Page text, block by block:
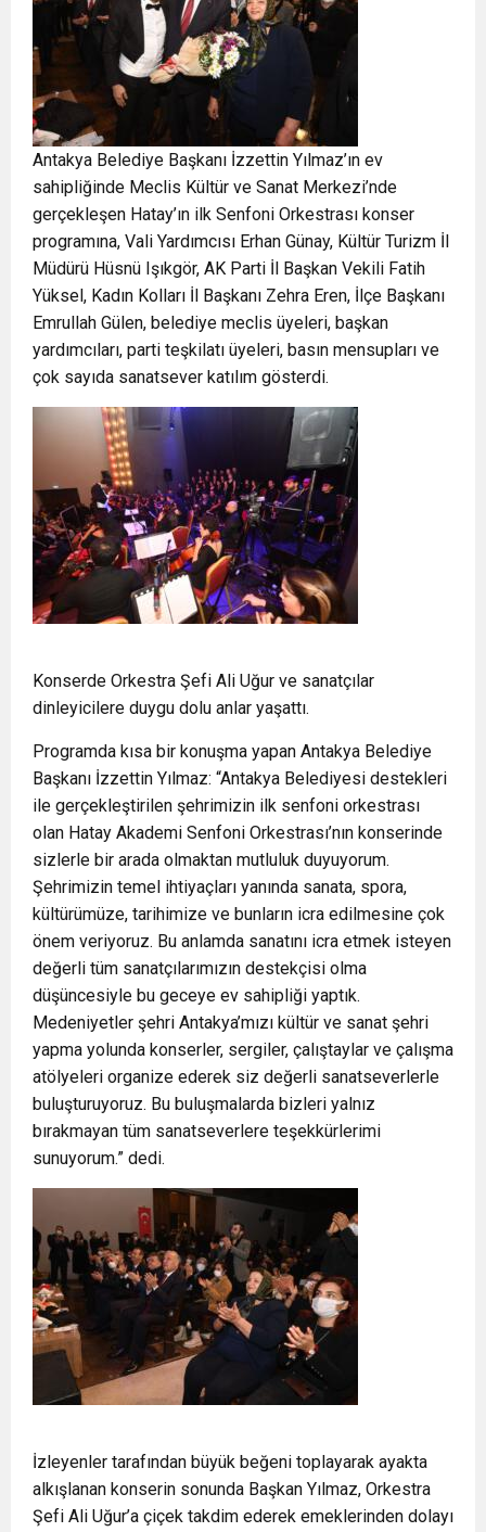
Antakya Belediye Başkanı İzzettin Yılmaz’ın ev
sahipliğinde Meclis Kültür ve Sanat Merkezi’nde
gerçekleşen Hatay’ın ilk Senfoni Orkestrası konser
programına, Vali Yardımcısı Erhan Günay, Kültür Turizm İl
Müdürü Hüsnü Işıkgör, AK Parti İl Başkan Vekili Fatih
Yüksel, Kadın Kolları İl Başkanı Zehra Eren, İlçe Başkanı
Emrullah Gülen, belediye meclis üyeleri, başkan
yardımcıları, parti teşkilatı üyeleri, basın mensupları ve
çok sayıda sanatsever katılım gösterdi.
Konserde Orkestra Şefi Ali Uğur ve sanatçılar
dinleyicilere duygu dolu anlar yaşattı.
Programda kısa bir konuşma yapan Antakya Belediye
Başkanı İzzettin Yılmaz: “Antakya Belediyesi destekleri
ile gerçekleştirilen şehrimizin ilk senfoni orkestrası
olan Hatay Akademi Senfoni Orkestrası’nın konserinde
sizlerle bir arada olmaktan mutluluk duyuyorum.
Şehrimizin temel ihtiyaçları yanında sanata, spora,
kültürümüze, tarihimize ve bunların icra edilmesine çok
önem veriyoruz. Bu anlamda sanatını icra etmek isteyen
değerli tüm sanatçılarımızın destekçisi olma
düşüncesiyle bu geceye ev sahipliği yaptık.
Medeniyetler şehri Antakya’mızı kültür ve sanat şehri
yapma yolunda konserler, sergiler, çalıştaylar ve çalışma
atölyeleri organize ederek siz değerli sanatseverlerle
buluşturuyoruz. Bu buluşmalarda bizleri yalnız
bırakmayan tüm sanatseverlere teşekkürlerimi
sunuyorum.” dedi.
İzleyenler tarafından büyük beğeni toplayarak ayakta
alkışlanan konserin sonunda Başkan Yılmaz, Orkestra
Şefi Ali Uğur’a çiçek takdim ederek emeklerinden dolayı